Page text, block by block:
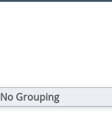
No Grouping